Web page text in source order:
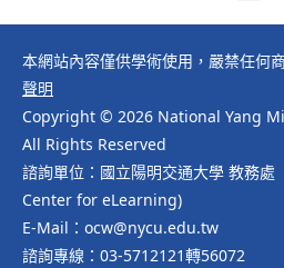
本網站內容僅供學術使用，嚴禁任何
聲明
Copyright © 2026 National Yang
All Rights Reserved
諮詢單位：國立陽明交通大學 教務處
Center for eLearning)
E-Mail：ocw@nycu.edu.tw
諮詢專線：03-5712121轉56072